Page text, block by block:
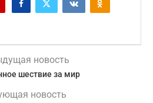
новость
шествие за мир
новость